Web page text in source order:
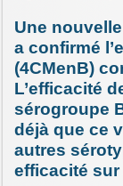
Une
a confirmé
(4CMenB)
L’efficacité
sérogroupe
déjà que ce
autres
efficacité sur